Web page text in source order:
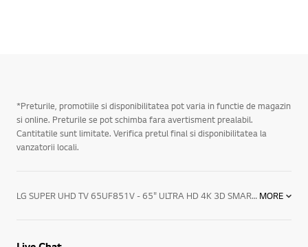
*Preturile, promotiile si disponibilitatea pot varia in functie de magazin
si online. Preturile se pot schimba fara avertisment prealabil.
Cantitatile sunt limitate. Verifica pretul final si disponibilitatea la
vanzatorii locali.
LG SUPER UHD TV 65UF851V - 65" ULTRA HD 4K 3D SMART TV - LG Electronics Romania MORE